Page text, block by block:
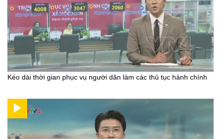
Kéo dài thời gian phục vụ người dân làm các thủ tục hành chính